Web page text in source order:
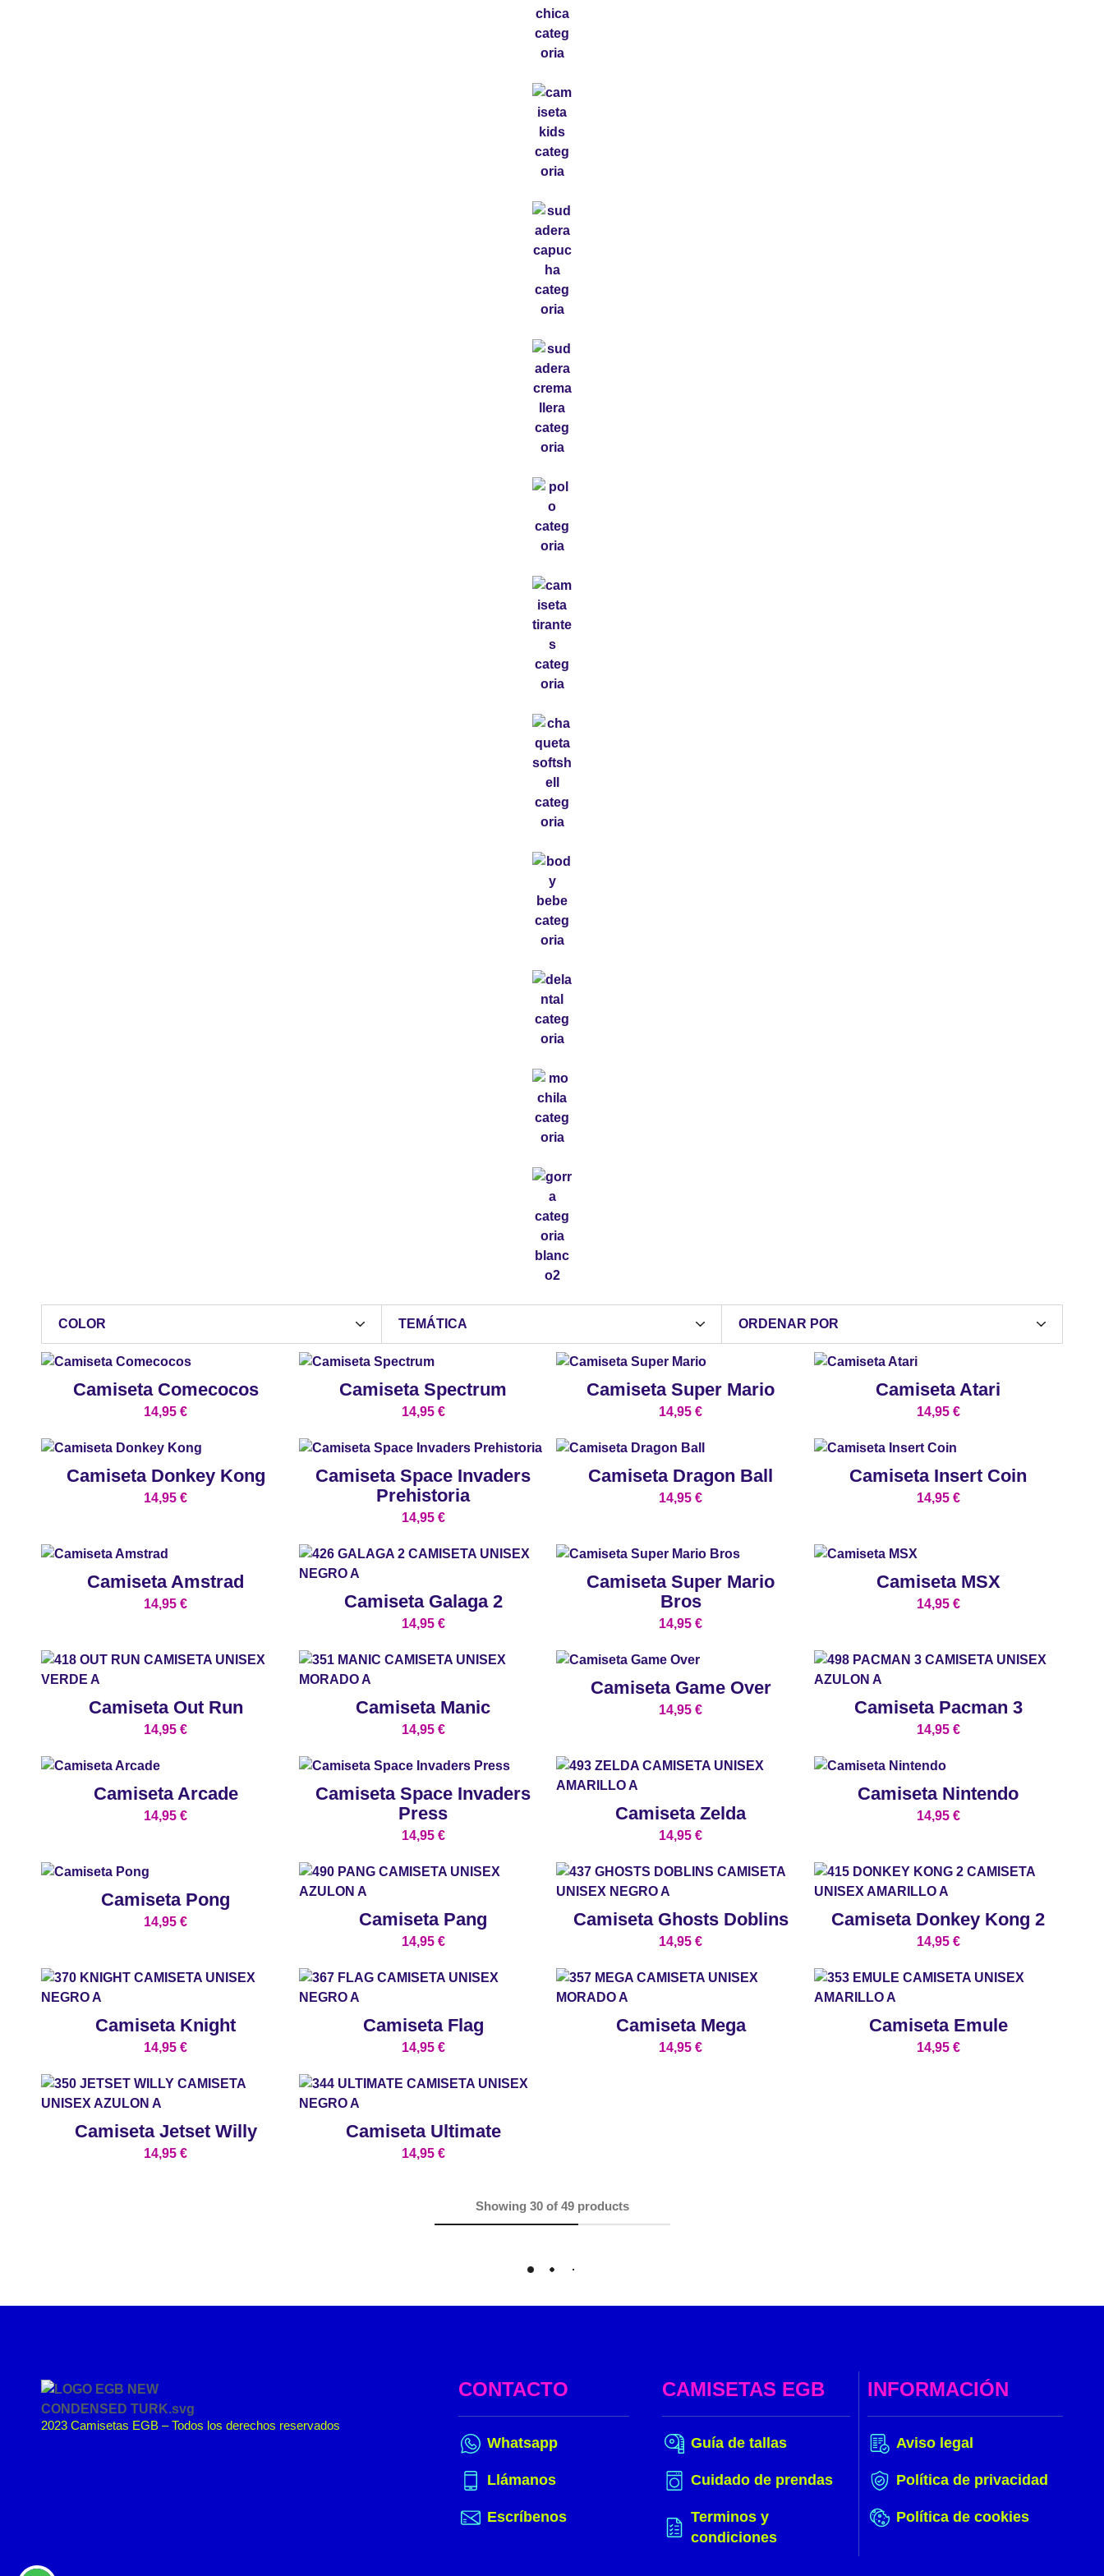
COLOR TEMÁTICA ORDENAR POR
Camiseta Comecocos
14,95€
Camiseta Spectrum
14,95 €
Camiseta Super Mario
14,95€
Camiseta Atari
14,95 €
Camiseta Donkey Kong
14,95€
Camiseta Space Invaders
Prehistoria
14,95 €
Camiseta Dragon Ball
14,95€
Camiseta Insert Coin
14,95 €
Camiseta Amstrad
14,95€ Camiseta Galaga 2
14,95 €
Camiseta Super Mario
Bros
14,95€
Camiseta MSX
14,95 €
Camiseta Out Run
14,95€
Camiseta Manic
14,95 €
Camiseta Game Over
14,95€ Camiseta Pacman 3
14,95 €
Camiseta Arcade
14,95€
Camiseta Space Invaders
Press
14,95 €
Camiseta Zelda
14,95€
Camiseta Nintendo
14,95 €
Camiseta Pong
14,95€ Camiseta Pang
14,95 €
Camiseta Ghosts Doblins
14,95€
Camiseta Donkey Kong 2
14,95 €
Camiseta Knight
14,95€
Camiseta Flag
14,95 €
Camiseta Mega
14,95€
Camiseta Emule
14,95 €
Camiseta Jetset Willy
14,95€
Camiseta Ultimate
14,95 €
Showing 30 of 49 products
Load More
2023 Camisetas EGB – Todos los derechos reservados
CONTACTO
Whatsapp
Llámanos
Escríbenos
CAMISETAS EGB
Guía de tallas
Cuidado de prendas
Terminos y
condiciones
INFORMACIÓN
Aviso legal
Política de privacidad
Política de cookies